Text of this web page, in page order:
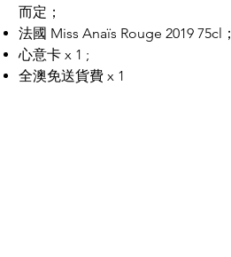
而定；
法國 Miss Anaïs Rouge 2019 75cl；
心意卡 x 1 ;
全澳免送貨費 x 1